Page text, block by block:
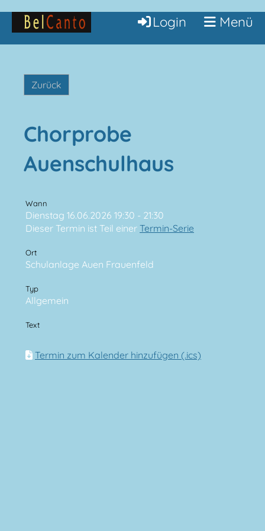
Login Menü
Zurück
Chorprobe
Auenschulhaus
Wann
Dienstag 16.06.2026 19:30 - 21:30
Dieser Termin ist Teil einer Termin-Serie
Ort
Schulanlage Auen Frauenfeld
Typ
Allgemein
Text
Termin zum Kalender hinzufügen (.ics)